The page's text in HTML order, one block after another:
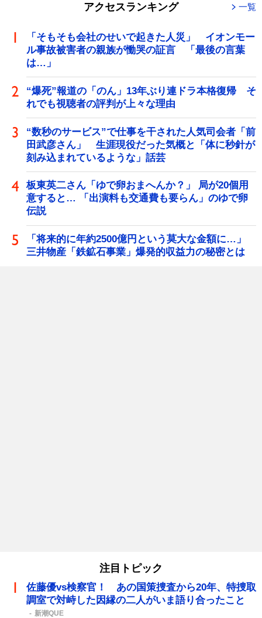
アクセスランキング 一覧
「そもそも会社のせいで起きた人災」 イオンモー
ル事故被害者の親族が慟哭の証言 「最後の言葉
は…」
“爆死”報道の「のん」13年ぶり連ドラ本格復帰 そ
れでも視聴者の評判が上々な理由
“数秒のサービス”で仕事を干された人気司会者「前
田武彦さん」 生涯現役だった気概と「体に秒針が
刻み込まれているような」話芸
板東英二さん「ゆで卵おまへんか？」 局が20個用
意すると… 「出演料も交通費も要らん」のゆで卵
伝説
「将来的に年約2500億円という莫大な金額に…」
三井物産「鉄鉱石事業」爆発的収益力の秘密とは
注目トピック
佐藤優vs検察官！ あの国策捜査から20年、特捜取
調室で対峙した因縁の二人がいま語り合ったこと
新潮QUE